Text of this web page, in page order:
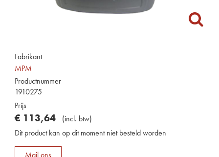
Fabrikant
MPM
Productnummer
1910275
Prijs
€ 113,64 (incl. btw)
Dit product kan op dit moment niet besteld worden
Mail ons